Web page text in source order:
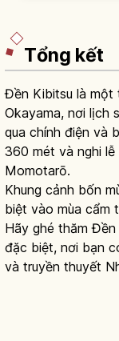
Tổng kết
Đền Kibitsu là một
Okayama, nơi lịch
qua chính điện và
360 mét và nghi lễ
Momotarō.
Khung cảnh bốn
biệt vào mùa cẩm
Hãy ghé thăm
đặc biệt, nơi bạn
và truyền thuyết